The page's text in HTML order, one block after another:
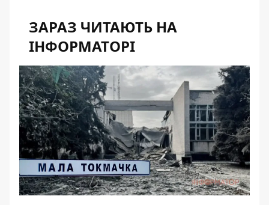
ЗАРАЗ ЧИТАЮТЬ НА
ІНФОРМАТОРІ